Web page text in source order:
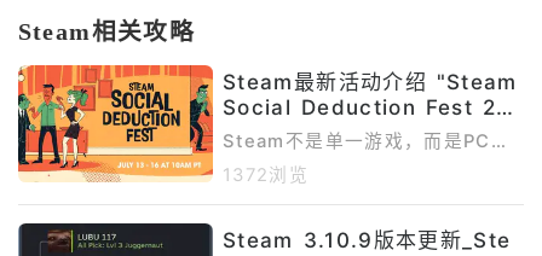
Steam相关攻略
Steam最新活动介绍 "Steam
Social Deduction Fest 202
6"
Steam不是单一游戏，而是PC游
戏平台，所以这里的“最新活动”主
玩活动和即将开启的游戏节。截至
1372浏览
Steam 3.10.9版本更新_Ste